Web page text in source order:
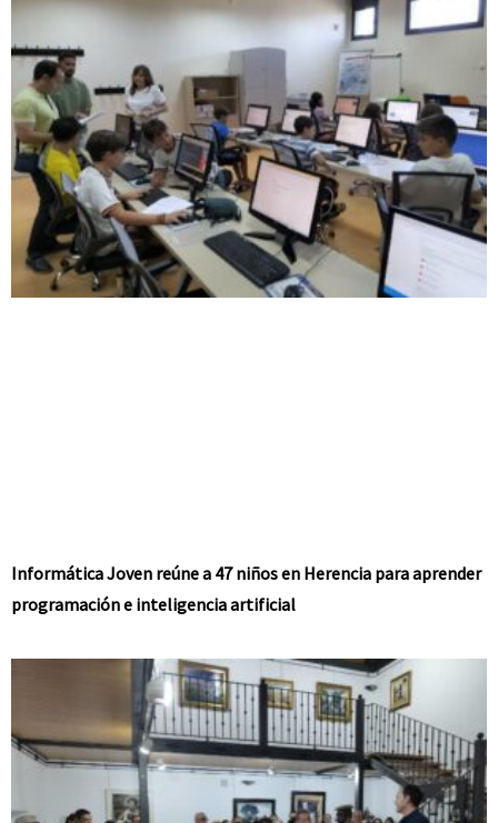
Informática Joven reúne a 47 niños en Herencia para aprender
programación e inteligencia artificial